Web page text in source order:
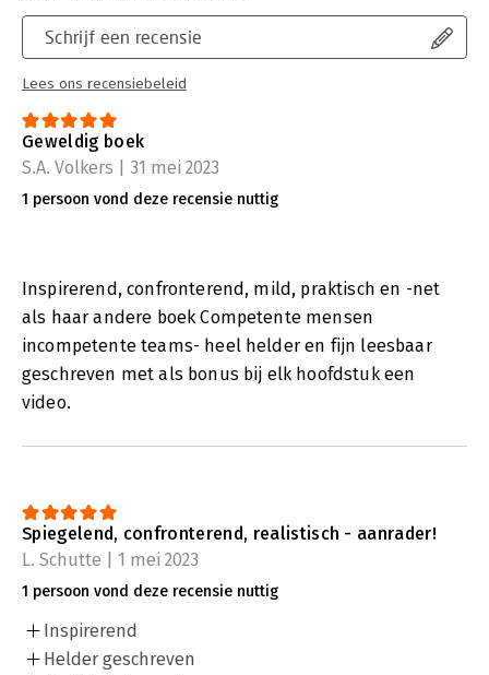
Schrijf een recensie
Lees ons recensiebeleid
Geweldig boek
S.A. Volkers | 31 mei 2023
1 persoon vond deze recensie nuttig
Inspirerend, confronterend, mild, praktisch en -net
als haar andere boek Competente mensen
incompetente teams- heel helder en fijn leesbaar
geschreven met als bonus bij elk hoofdstuk een
video.
Spiegelend, confronterend, realistisch - aanrader!
L. Schutte | 1 mei 2023
1 persoon vond deze recensie nuttig
Inspirerend
Helder geschreven